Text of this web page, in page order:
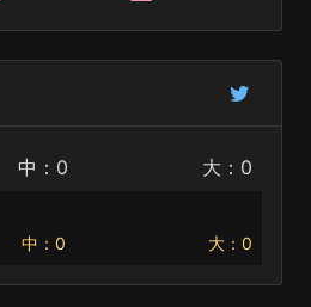
中：0 大：0
中：0 大：0